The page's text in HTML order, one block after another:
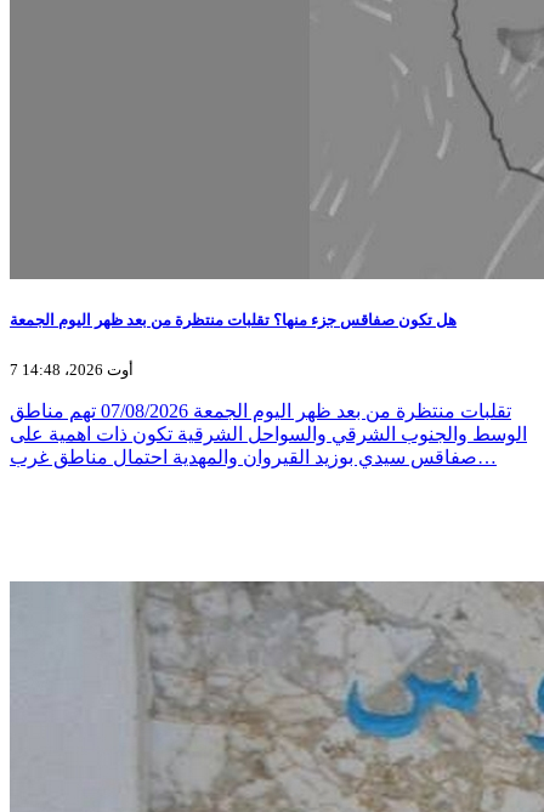
هل تكون صفاقس جزء منها؟ تقلبات منتظرة من بعد ظهر اليوم الجمعة
7 أوت 2026، 14:48
تقلبات منتظرة من بعد ظهر اليوم الجمعة 07/08/2026 تهم مناطق
الوسط والجنوب الشرقي والسواحل الشرقية تكون ذات اهمية على
صفاقس سيدي بوزيد القيروان والمهدية احتمال مناطق غرب…